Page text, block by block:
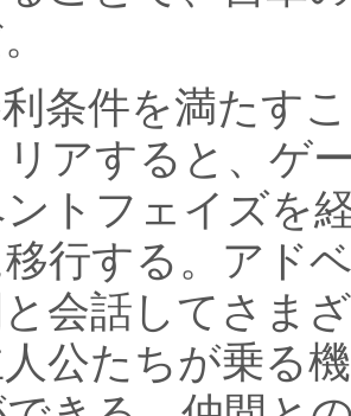
条件を満たす
リアすると、ゲ
トフェイズを
行する。アド
会話してさま
公たちが乗る